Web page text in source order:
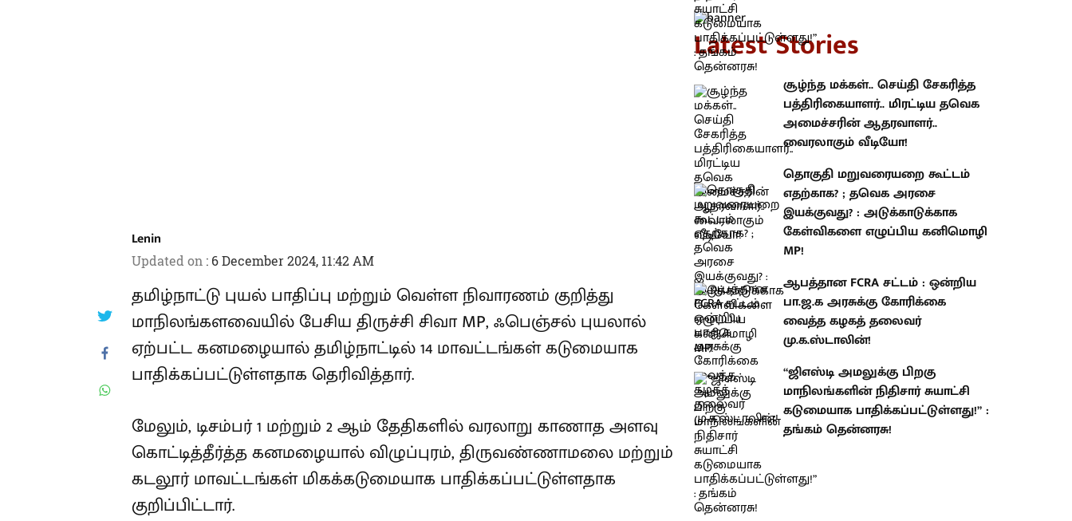
Lenin
Updated on : 6 December 2024, 11:42 AM
தமிழ்நாட்டு புயல் பாதிப்பு மற்றும் வெள்ள நிவாரணம் குறித்து
மாநிலங்களவையில் பேசிய திருச்சி சிவா MP, ஃபெஞ்சல் புயலால்
ஏற்பட்ட கனமழையால் தமிழ்நாட்டில் 14 மாவட்டங்கள் கடுமையாக
பாதிக்கப்பட்டுள்ளதாக தெரிவித்தார்.
மேலும், டிசம்பர் 1 மற்றும் 2 ஆம் தேதிகளில் வரலாறு காணாத அளவு
கொட்டித்தீர்த்த கனமழையால் விழுப்புரம், திருவண்ணாமலை மற்றும்
கடலூர் மாவட்டங்கள் மிகக்கடுமையாக பாதிக்கப்பட்டுள்ளதாக
குறிப்பிட்டார்.
Latest Stories
சூழ்ந்த மக்கள்.. செய்தி சேகரித்த
பத்திரிகையாளர்.. மிரட்டிய தவெக
அமைச்சரின் ஆதரவாளர்..
வைரலாகும் வீடியோ!
தொகுதி மறுவரையறை கூட்டம்
எதற்காக? ; தவெக அரசை
இயக்குவது? : அடுக்காடுக்காக
கேள்விகளை எழுப்பிய கனிமொழி
MP!
ஆபத்தான FCRA சட்டம் : ஒன்றிய
பா.ஜ.க அரசுக்கு கோரிக்கை
வைத்த கழகத் தலைவர்
மு.க.ஸ்டாலின்!
“ஜிஎஸ்டி அமலுக்கு பிறகு
மாநிலங்களின் நிதிசார் சுயாட்சி
கடுமையாக பாதிக்கப்பட்டுள்ளது!” :
தங்கம் தென்னரசு!